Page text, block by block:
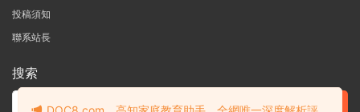
投稿須知
聯系站長
搜索